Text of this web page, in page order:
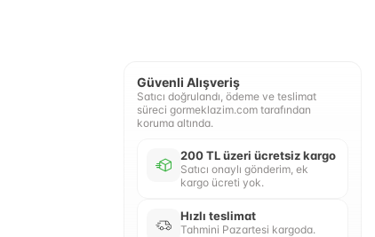
Güvenli Alışveriş
Satıcı doğrulandı, ödeme ve teslimat
süreci gormeklazim.com tarafından
koruma altında.
200 TL üzeri ücretsiz kargo
Satıcı onaylı gönderim, ek
kargo ücreti yok.
Hızlı teslimat
Tahmini Pazartesi kargoda.